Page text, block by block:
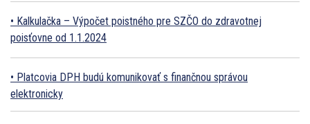
Kalkulačka – Výpočet poistného pre SZČO do zdravotnej
poisťovne od 1.1.2024
Platcovia DPH budú komunikovať s finančnou správou
elektronicky